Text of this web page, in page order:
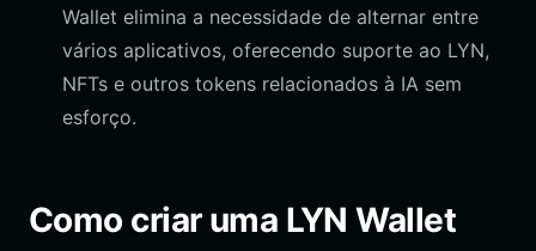
Wallet elimina a necessidade de alternar entre
vários aplicativos, oferecendo suporte ao LYN,
NFTs e outros tokens relacionados à IA sem
esforço.
Como criar uma LYN Wallet